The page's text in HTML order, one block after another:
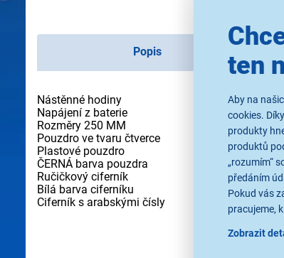
ten
Aby na
cookies.
produkty
produktů
„rozumím“
předáním
Pokud vás
pracujeme,
Zobrazit
Popis
Nástěnné hodiny
Napájení z baterie
Rozměry 250 MM
Pouzdro ve tvaru čtverce
Plastové pouzdro
ČERNÁ barva pouzdra
Ručičkový ciferník
Bílá barva ciferníku
Ciferník s arabskými čísly